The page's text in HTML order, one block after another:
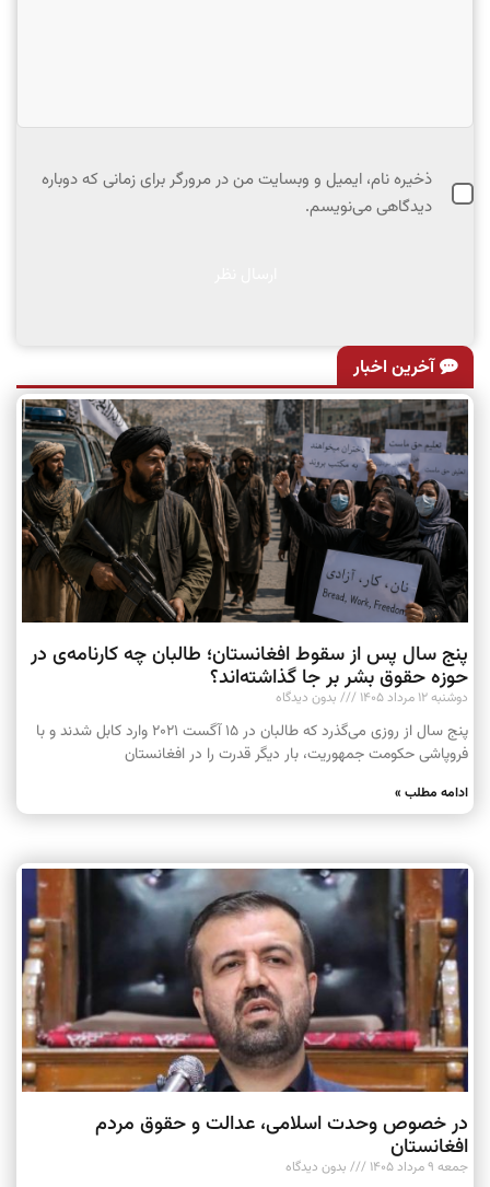
ذخیره نام، ایمیل و وبسایت من در مرورگر برای زمانی که دوباره
دیدگاهی می‌نویسم.
آخرین اخبار
پنج سال پس از سقوط افغانستان؛ طالبان چه کارنامه‌ی در
حوزه حقوق بشر بر جا گذاشته‌اند؟
دوشنبه ۱۲ مرداد ۱۴۰۵ بدون دیدگاه
پنج سال از روزی می‌گذرد که طالبان در ۱۵ آگست ۲۰۲۱ وارد کابل شدند و با
فروپاشی حکومت جمهوریت، بار دیگر قدرت را در افغانستان
ادامه مطلب »
در خصوص وحدت اسلامی، عدالت و حقوق مردم
افغانستان
جمعه ۹ مرداد ۱۴۰۵ بدون دیدگاه